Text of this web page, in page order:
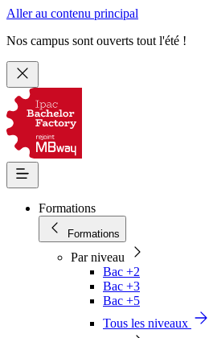
Aller au contenu principal
Nos campus sont ouverts tout l'été !
Formations
Formations
Par niveau
Bac +2
Bac +3
Bac +5
Tous les niveaux